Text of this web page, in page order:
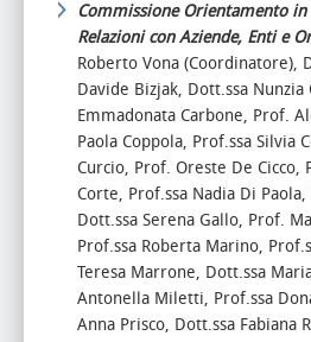
Commissione Orientamento in
Relazioni con Aziende, Enti e
Roberto Vona (Coordinatore),
Davide Bizjak, Dott.ssa Nunzia
Emmadonata Carbone, Prof.
Paola Coppola, Prof.ssa Silvia
Curcio, Prof. Oreste De Cicco,
Corte, Prof.ssa Nadia Di
Dott.ssa Serena Gallo, Prof.
Prof.ssa Roberta Marino,
Teresa Marrone, Dott.ssa
Antonella Miletti, Prof.ssa
Anna Prisco, Dott.ssa Fabiana